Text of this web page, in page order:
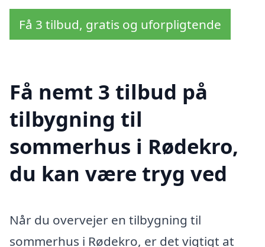
Få 3 tilbud, gratis og uforpligtende
Få nemt 3 tilbud på
tilbygning til
sommerhus i Rødekro,
du kan være tryg ved
Når du overvejer en tilbygning til
sommerhus i Rødekro, er det vigtigt at